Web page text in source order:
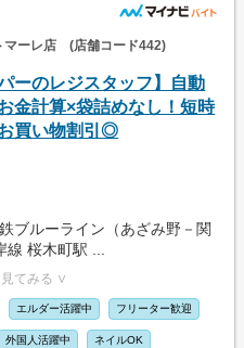
マーレ店 (店舗コード442)
パーのレジスタッフ】自動
金計算×袋詰めなし！短時
買い物割引◎
ブルーライン（あざみ野－関
線 桜木町駅 ...
てみる ∨
エルダー活躍中 フリーター歓迎
外国人活躍中 ネイルOK